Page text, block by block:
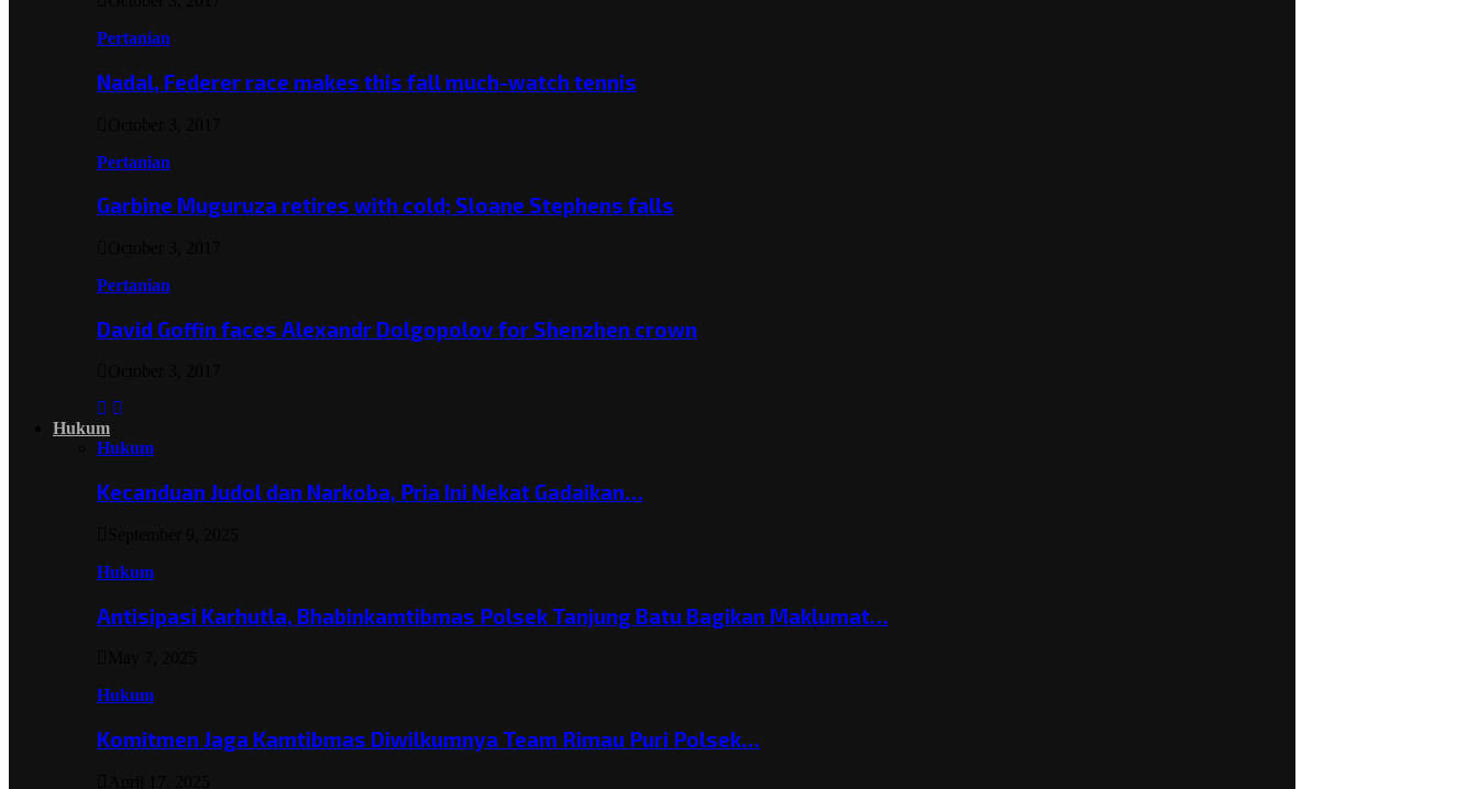
Pertanian
Nadal, Federer race makes this fall much-watch tennis
Pertanian
Garbine Muguruza retires with cold; Sloane Stephens falls
Pertanian
David Goffin faces Alexandr Dolgopolov for Shenzhen crown
Hukum
Hukum
Kecanduan Judol dan Narkoba, Pria Ini Nekat Gadaikan…
Hukum
Antisipasi Karhutla, Bhabinkamtibmas Polsek Tanjung Batu Bagikan Maklumat…
Hukum
Komitmen Jaga Kamtibmas Diwilkumnya Team Rimau Puri Polsek…